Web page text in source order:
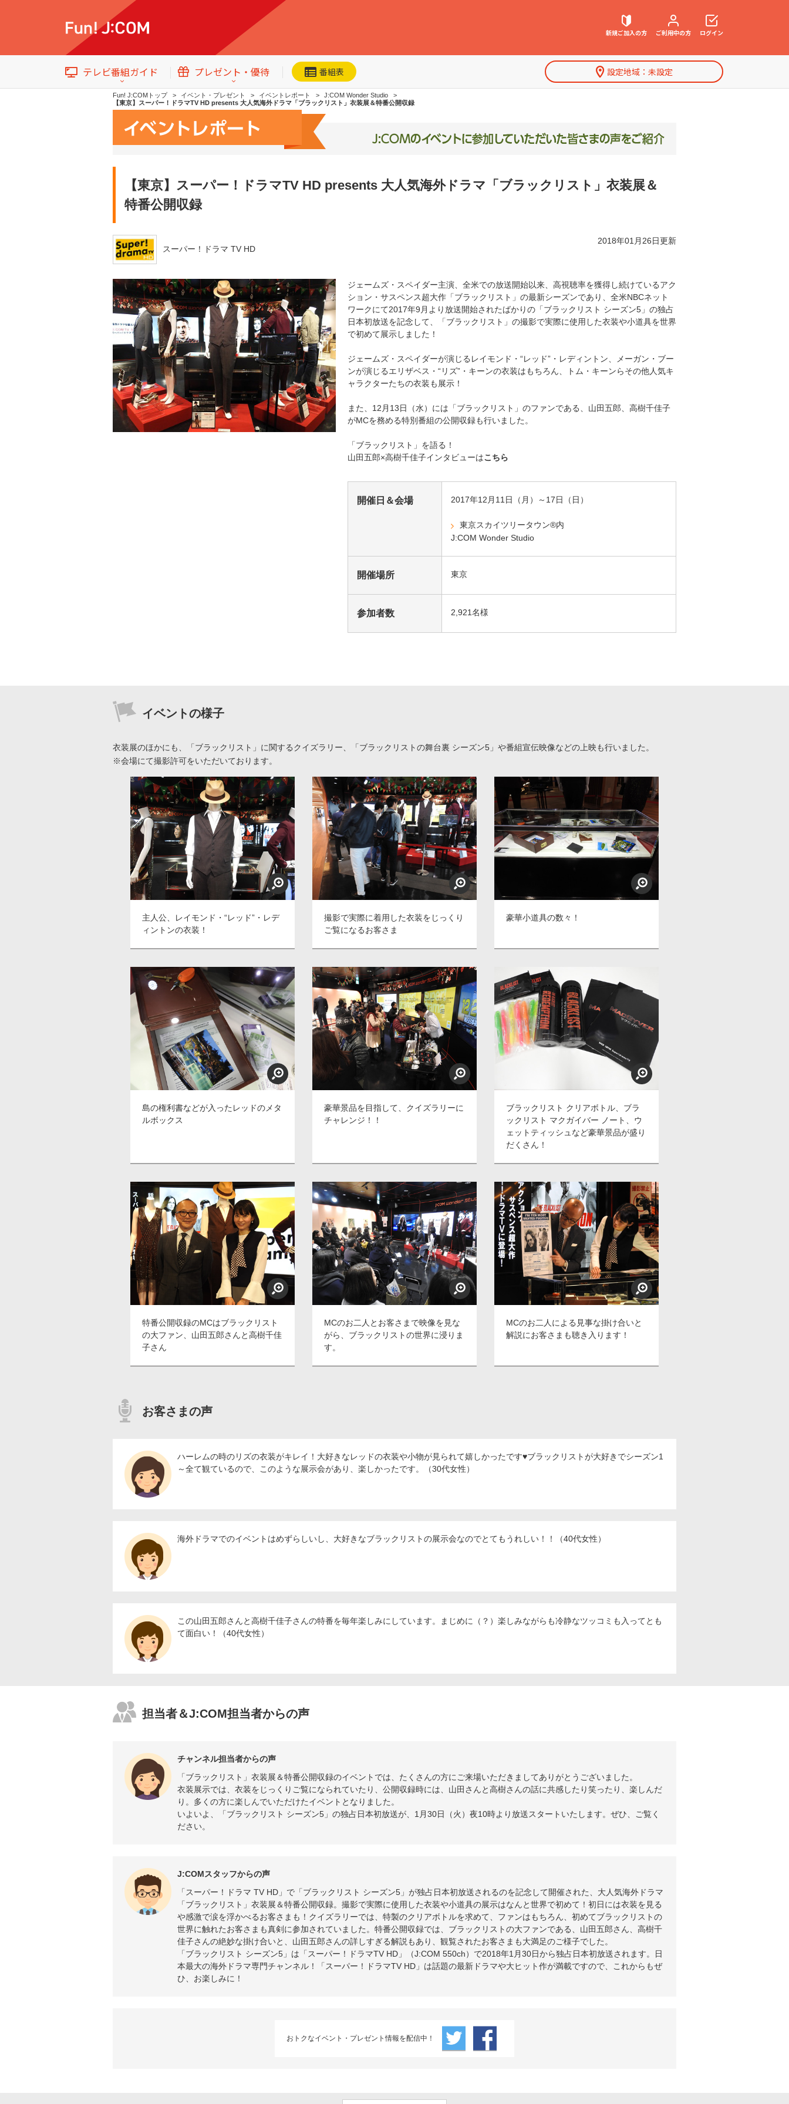
新規ご加入の方 ご利用中の方
お困りごと解決・よくあるご質問
ログイン
テレビ番組ガイド プレゼント・優待 番組表 設定地域： 未設定
テレビ番組情報トップ 今日・明日のおすすめ ネット動画 特集一覧
番組ジャンル
洋画 邦画 海外ドラマ 国内ドラマ アジアドラマ
スポーツ
アニメ・キッズ
音楽 エンタメ・バラエティ ドキュメンタリー・ホビー アダルト
J:COM放送の地域チャンネル
J:テレ J:COMチャンネル
イベント・プレゼント 加入者優待
Fun! J:COMトップ イベント・プレゼント イベントレポート
J:COM Wonder Studio
【東京】スーパー！ドラマTV HD presents 大人気海外ドラマ「ブラックリスト」衣装展＆特番公開収録
【東京】スーパー！ドラマTV HD presents 大人気海外ドラマ「ブラックリスト」衣装展＆
特番公開収録
2018年01月26日更新
スーパー！ドラマ TV HD
ジェームズ・スペイダー主演、全米での放送開始以来、高視聴率を獲得し続けているアク
ション・サスペンス超大作「ブラックリスト」の最新シーズンであり、全米NBCネット
ワークにて2017年9月より放送開始されたばかりの「ブラックリスト シーズン5」の独占
日本初放送を記念して、「ブラックリスト」の撮影で実際に使用した衣装や小道具を世界
で初めて展示しました！
ジェームズ・スペイダーが演じるレイモンド・“レッド”・レディントン、メーガン・ブー
ンが演じるエリザベス・“リズ”・キーンの衣装はもちろん、トム・キーンらその他人気キ
ャラクターたちの衣装も展示！
また、12月13日（水）には「ブラックリスト」のファンである、山田五郎、高樹千佳子
がMCを務める特別番組の公開収録も行いました。
「ブラックリスト」を語る！
山田五郎×高樹千佳子インタビューはこちら
開催日＆会場 2017年12月11日（月）～17日（日）
東京スカイツリータウン®内
J:COM Wonder Studio
開催場所 東京
参加者数 2,921名様
イベントの様子
衣装展のほかにも、「ブラックリスト」に関するクイズラリー、「ブラックリストの舞台裏 シーズン5」や番組宣伝映像などの上映も行いました。
※会場にて撮影許可をいただいております。
主人公、レイモンド・“レッド”・レデ
ィントンの衣装！
撮影で実際に着用した衣装をじっくり
ご覧になるお客さま
豪華小道具の数々！
島の権利書などが入ったレッドのメタ
ルボックス
豪華景品を目指して、クイズラリーに
チャレンジ！！
ブラックリスト クリアボトル、ブラ
ックリスト マクガイバー ノート、ウ
ェットティッシュなど豪華景品が盛り
だくさん！
特番公開収録のMCはブラックリスト
の大ファン、山田五郎さんと高樹千佳
子さん
MCのお二人とお客さまで映像を見な
がら、ブラックリストの世界に浸りま
す。
MCのお二人による見事な掛け合いと
解説にお客さまも聴き入ります！
お客さまの声
ハーレムの時のリズの衣装がキレイ！大好きなレッドの衣装や小物が見られて嬉しかったです♥ブラックリストが大好きでシーズン1
～全て観ているので、このような展示会があり、楽しかったです。（30代女性）
海外ドラマでのイベントはめずらしいし、大好きなブラックリストの展示会なのでとてもうれしい！！（40代女性）
この山田五郎さんと高樹千佳子さんの特番を毎年楽しみにしています。まじめに（？）楽しみながらも冷静なツッコミも入ってとも
て面白い！（40代女性）
担当者＆J:COM担当者からの声
チャンネル担当者からの声
「ブラックリスト」衣装展＆特番公開収録のイベントでは、たくさんの方にご来場いただきましてありがとうございました。
衣装展示では、衣装をじっくりご覧になられていたり、公開収録時には、山田さんと高樹さんの話に共感したり笑ったり、楽しんだ
り。多くの方に楽しんでいただけたイベントとなりました。
いよいよ、「ブラックリスト シーズン5」の独占日本初放送が、1月30日（火）夜10時より放送スタートいたします。ぜひ、ご覧く
ださい。
J:COMスタッフからの声
「スーパー！ドラマ TV HD」で「ブラックリスト シーズン5」が独占日本初放送されるのを記念して開催された、大人気海外ドラマ
「ブラックリスト」衣装展＆特番公開収録。撮影で実際に使用した衣装や小道具の展示はなんと世界で初めて！初日には衣装を見る
や感激で涙を浮かべるお客さまも！クイズラリーでは、特製のクリアボトルを求めて、ファンはもちろん、初めてブラックリストの
世界に触れたお客さまも真剣に参加されていました。特番公開収録では、ブラックリストの大ファンである、山田五郎さん、高樹千
佳子さんの絶妙な掛け合いと、山田五郎さんの詳しすぎる解説もあり、観覧されたお客さまも大満足のご様子でした。
「ブラックリスト シーズン5」は「スーパー！ドラマTV HD」（J:COM 550ch）で2018年1月30日から独占日本初放送されます。日
本最大の海外ドラマ専門チャンネル！「スーパー！ドラマTV HD」は話題の最新ドラマや大ヒット作が満載ですので、これからもぜ
ひ、お楽しみに！
おトクなイベント・プレゼント情報を配信中！